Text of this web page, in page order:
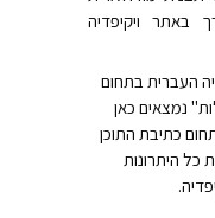
באתר ויקיפדיה
העברית בתחום
נמצאים כאן
כתיבת התוכן
כל היתרונות